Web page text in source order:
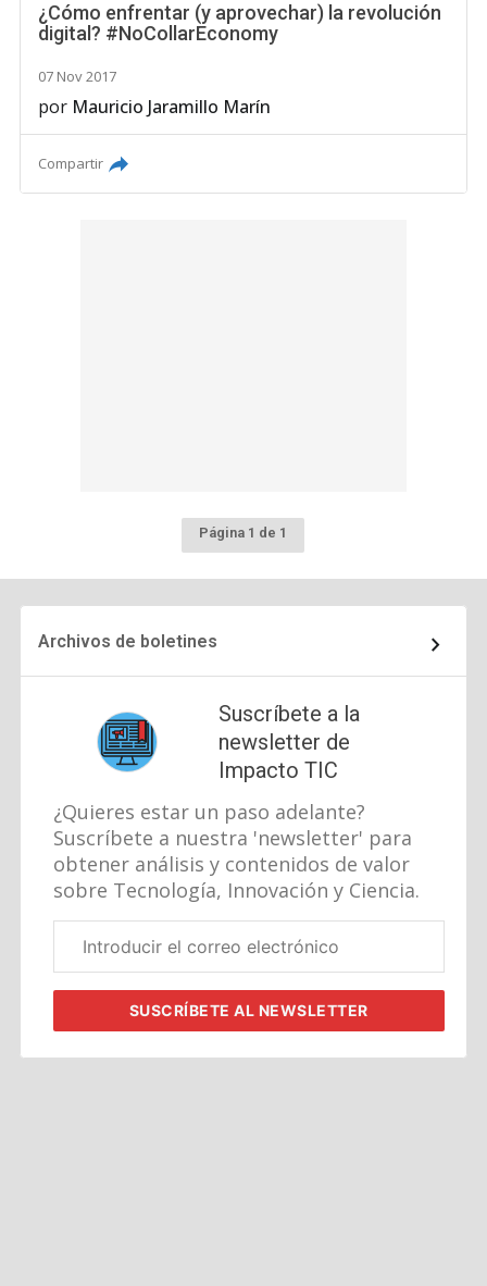
¿Cómo enfrentar (y aprovechar) la revolución
digital? #NoCollarEconomy
07 Nov 2017
por Mauricio Jaramillo Marín
Compartir
Página 1 de 1
Archivos de boletines
Suscríbete a la
newsletter de
Impacto TIC
¿Quieres estar un paso adelante?
Suscríbete a nuestra 'newsletter' para
obtener análisis y contenidos de valor
sobre Tecnología, Innovación y Ciencia.
electrónico
SUSCRÍBETEAL NEWSLETTER